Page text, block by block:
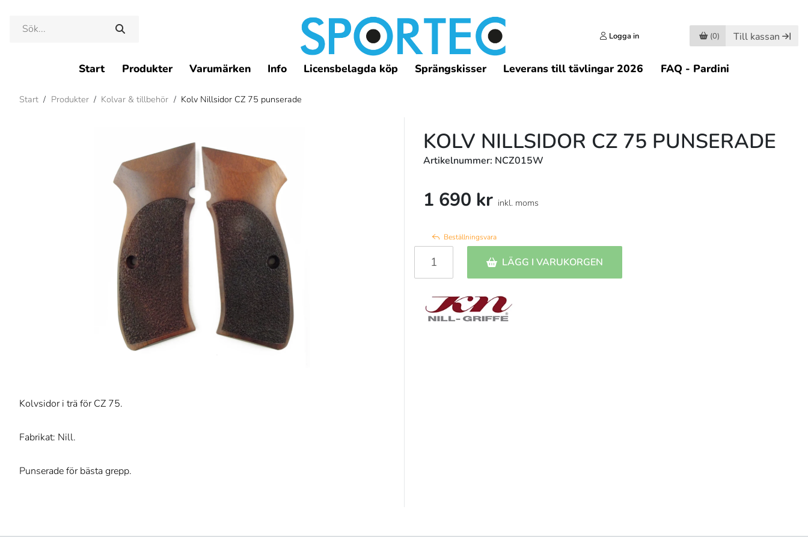
Logga in (0) Till kassan
Start Produkter Varumärken Info Licensbelagda köp Sprängskisser Leverans till tävlingar 2026 FAQ - Pardini
Start / Produkter / Kolvar & tillbehör / Kolv Nillsidor CZ 75 punserade
KOLV NILLSIDOR CZ 75 PUNSERADE
Artikelnummer: NCZ015W
1 690 kr inkl. moms
Beställningsvara
LÄGG I VARUKORGEN
Kolvsidor i trä för CZ 75.
Fabrikat: Nill.
Punserade för bästa grepp.